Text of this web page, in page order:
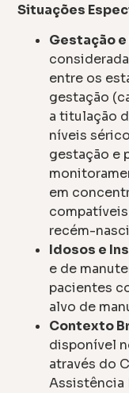
Situações
Gestação
entre os
gestação
a titulação
níveis
gestação e
em
compatíveis
recém-
Idosos e
e de
pacientes
alvo de
Contexto
disponível
através do
Assistência